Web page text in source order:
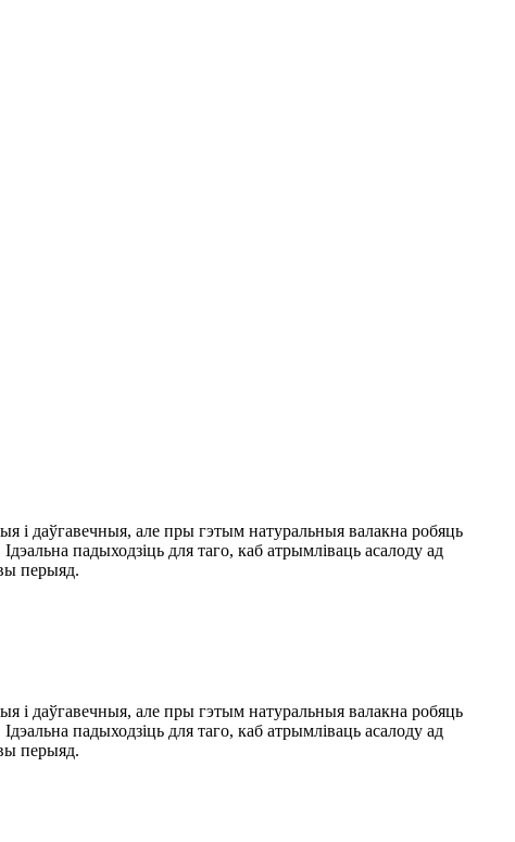
даўгавечныя, але пры гэтым натуральныя валакна робяць
падыходзіць для таго, каб атрымліваць асалоду ад
перыяд.
даўгавечныя, але пры гэтым натуральныя валакна робяць
падыходзіць для таго, каб атрымліваць асалоду ад
перыяд.